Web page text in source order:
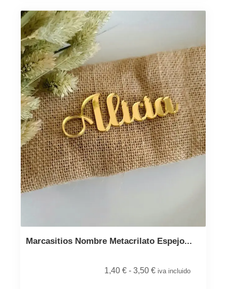
Marcasitios Nombre Metacrilato Espejo...
1,40 € - 3,50 € iva incluido